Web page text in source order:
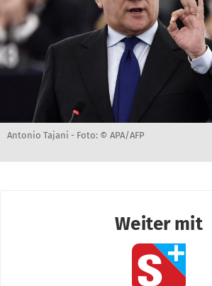
Antonio Tajani - Foto: © APA/AFP